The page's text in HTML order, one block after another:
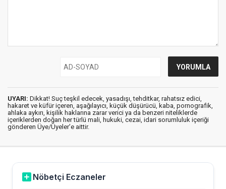
UYARI: Dikkat! Suç teşkil edecek, yasadışı, tehditkar, rahatsız edici,
hakaret ve küfür içeren, aşağılayıcı, küçük düşürücü, kaba, pornografik,
ahlaka aykırı, kişilik haklarına zarar verici ya da benzeri niteliklerde
içeriklerden doğan her türlü mali, hukuki, cezai, idari sorumluluk içeriği
gönderen Üye/Üyeler’e aittir.